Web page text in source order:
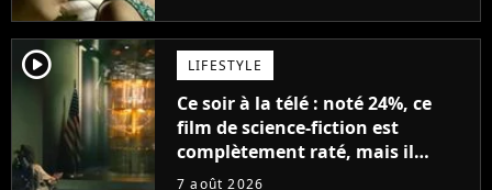
player2 LIFESTYLE
Ce soir à la télé : noté 24%, ce
film de science-fiction est
complètement raté, mais il
aurait pu être encore pire à
7 août 2026